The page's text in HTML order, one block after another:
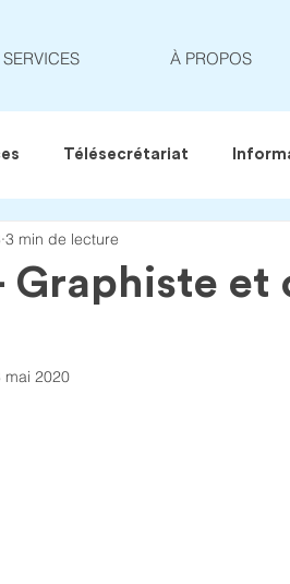
SERVICES À PROPOS
Télésecrétariat
Graphiste et
3 min de lecture
mai 2020